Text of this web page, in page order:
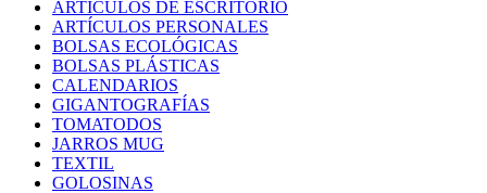
ARTÍCULOS DE ESCRITORIO
ARTÍCULOS PERSONALES
BOLSAS ECOLÓGICAS
BOLSAS PLÁSTICAS
CALENDARIOS
GIGANTOGRAFÍAS
TOMATODOS
JARROS MUG
TEXTIL
GOLOSINAS